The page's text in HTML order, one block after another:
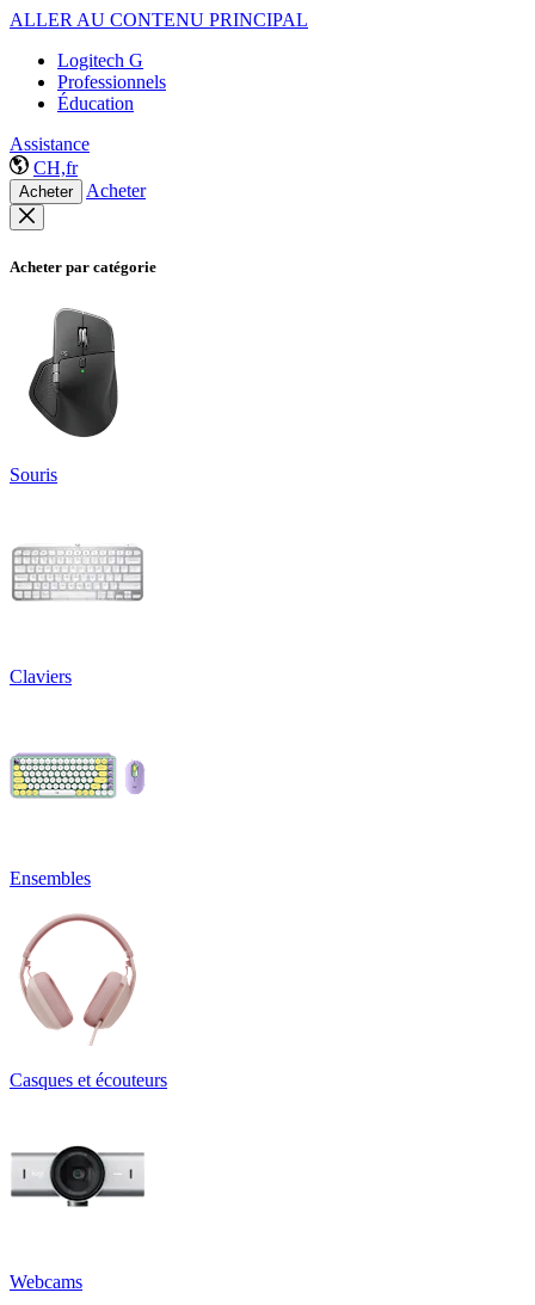
ALLER AU CONTENU PRINCIPAL
Logitech G
Professionnels
Éducation
Assistance
CH,fr
Acheter Acheter
Acheter par catégorie
Souris
Claviers
Ensembles
Casques et écouteurs
Webcams